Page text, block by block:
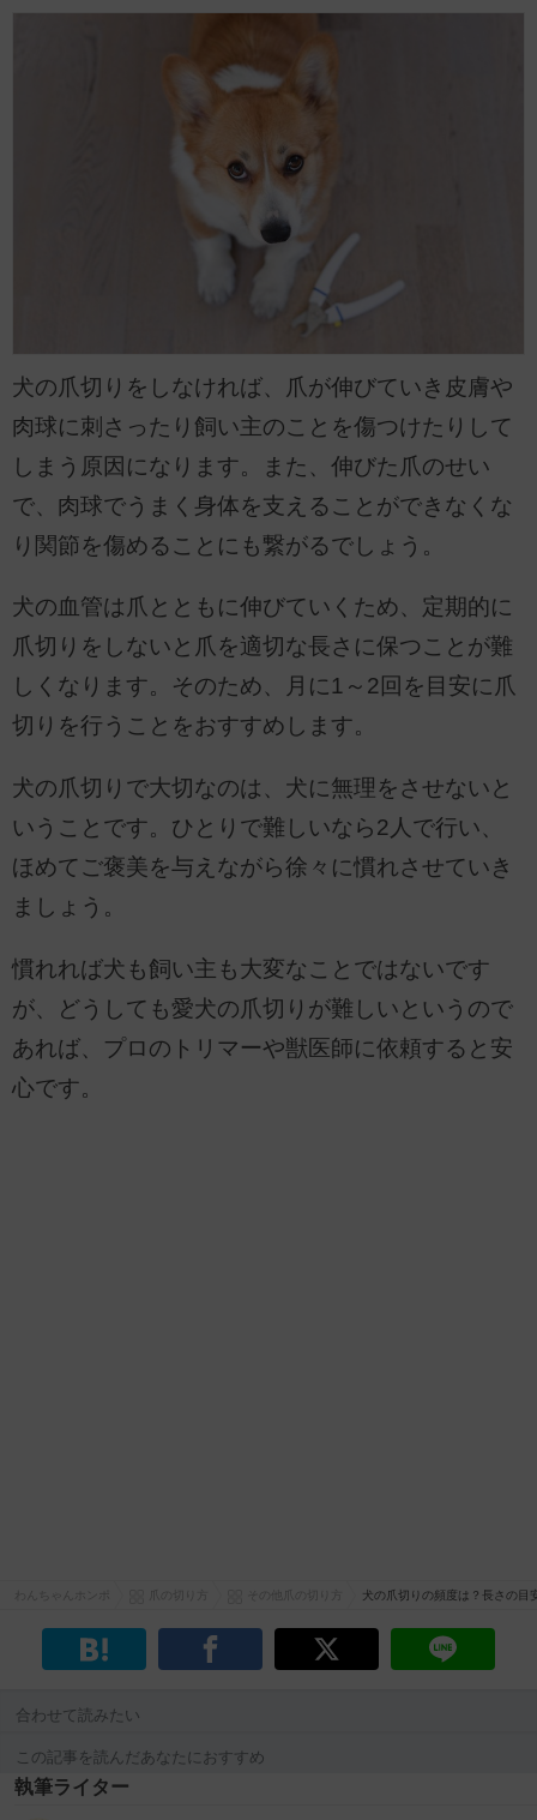
犬の爪切りをしなければ、爪が伸びていき皮膚や
肉球に刺さったり飼い主のことを傷つけたりして
しまう原因になります。また、伸びた爪のせい
で、肉球でうまく身体を支えることができなくな
り関節を傷めることにも繋がるでしょう。
犬の血管は爪とともに伸びていくため、定期的に
爪切りをしないと爪を適切な長さに保つことが難
しくなります。そのため、月に1～2回を目安に爪
切りを行うことをおすすめします。
犬の爪切りで大切なのは、犬に無理をさせないと
いうことです。ひとりで難しいなら2人で行い、
ほめてご褒美を与えながら徐々に慣れさせていき
ましょう。
慣れれば犬も飼い主も大変なことではないです
が、どうしても愛犬の爪切りが難しいというので
あれば、プロのトリマーや獣医師に依頼すると安
心です。
その他爪の切り方 犬の爪切りの頻度は？長さの目
合わせて読みたい
この記事を読んだあなたにおすすめ
執筆ライター